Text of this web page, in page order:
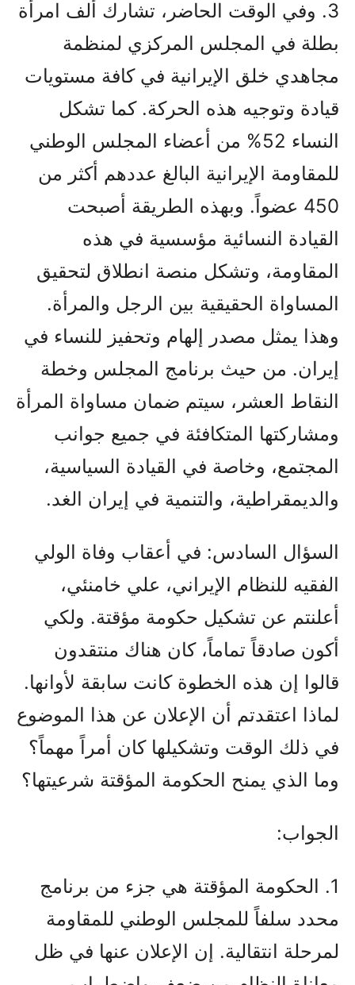
3. وفي الوقت الحاضر، تشارك ألف امرأة
بطلة في المجلس المركزي لمنظمة
مجاهدي خلق الإيرانية في كافة مستويات
قيادة وتوجيه هذه الحركة. كما تشكل
النساء 52% من أعضاء المجلس الوطني
للمقاومة الإيرانية البالغ عددهم أكثر من
450 عضواً. وبهذه الطريقة أصبحت
القيادة النسائية مؤسسية في هذه
المقاومة، وتشكل منصة انطلاق لتحقيق
المساواة الحقيقية بين الرجل والمرأة.
وهذا يمثل مصدر إلهام وتحفيز للنساء في
إيران. من حيث برنامج المجلس وخطة
النقاط العشر، سيتم ضمان مساواة المرأة
ومشاركتها المتكافئة في جميع جوانب
المجتمع، وخاصة في القيادة السياسية،
والديمقراطية، والتنمية في إيران الغد.
السؤال السادس: في أعقاب وفاة الولي
الفقيه للنظام الإيراني، علي خامنئي،
أعلنتم عن تشكيل حكومة مؤقتة. ولكي
أكون صادقاً تماماً، كان هناك منتقدون
قالوا إن هذه الخطوة كانت سابقة لأوانها.
لماذا اعتقدتم أن الإعلان عن هذا الموضوع
في ذلك الوقت وتشكيلها كان أمراً مهماً؟
وما الذي يمنح الحكومة المؤقتة شرعيتها؟
الجواب:
1. الحكومة المؤقتة هي جزء من برنامج
محدد سلفاً للمجلس الوطني للمقاومة
لمرحلة انتقالية. إن الإعلان عنها في ظل